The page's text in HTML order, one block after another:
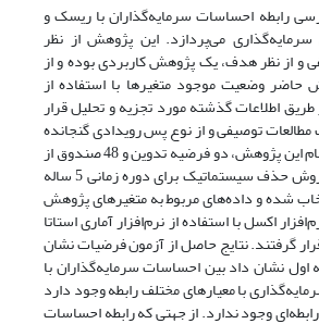
رابطه احساسات سرمایه‌گذاران با ریسک و
می‌پردازد. این پژوهش از نظر
و از نظر هدف، یک پژوهش کاربردی بوده و از
حاضر وضعیت موجود متغیرها با استفاده از
طریق اطلاعات گذشته مورد تجزیه و تحلیل قرار
توصیفی و از نوع پس رویدادی گنجانده
می‌شود. در مسیر انجام این پژوهش، دو فرضیه تدوین و 48 صندوق از
طریق نمونه‌گیری به روش حذف سیستماتیک برای دوره زمانی 5 ساله
تا 1402 انتخاب شده و داده‌های مربوط به متغیرهای پژوهش
اکسل با استفاده از نرم‌افزار آماری استاتا
گرفتند. نتایج حاصل از آزمون فرضیات نشان
اول نشان داد بین احساسات سرمایه‌گذاران با
با معیارهای مختلف رابطه وجود دارد
رابطه‌ای وجود ندارد. از جهتی که رابطه احساسات